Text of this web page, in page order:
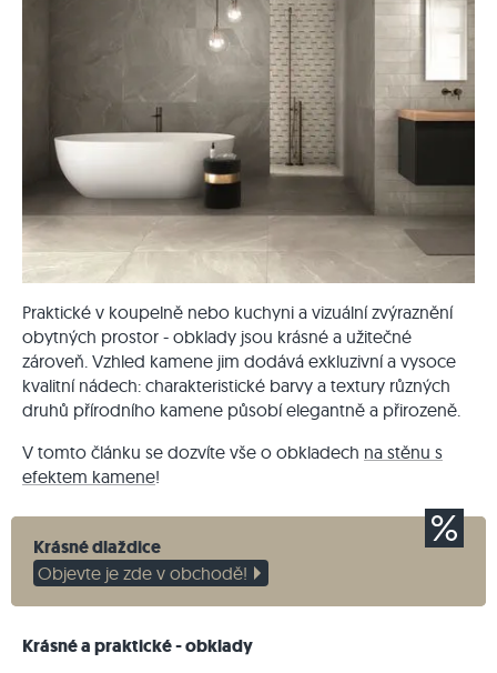
Praktické v koupelně nebo kuchyni a vizuální zvýraznění
obytných prostor - obklady jsou krásné a užitečné
zároveň. Vzhled kamene jim dodává exkluzivní a vysoce
kvalitní nádech: charakteristické barvy a textury různých
druhů přírodního kamene působí elegantně a přirozeně.
V tomto článku se dozvíte vše o obkladech na stěnu s
efektem kamene!
Krásné dlaždice
Objevte je zde v obchodě!
Krásné a praktické - obklady